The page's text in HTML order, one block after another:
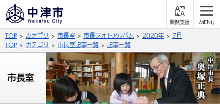
支
背景色
青 白
文字の大きさ
拡大 標準 縮小
公式SNS
X (Twitter) YouTube
サイト内検索
TOP カテゴリ 市長室 市長フォトアルバム 2020年
7月
TOP
カテゴリ 市長室記事一覧 記事一覧
市長室